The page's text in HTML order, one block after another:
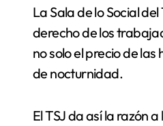
La Sala de lo Social del Tribunal Superior de Justicia de La Rioja ha avalado en dos sentencias el
derecho de los
no solo el precio de
de nocturnidad.
El TSJ da así la razón